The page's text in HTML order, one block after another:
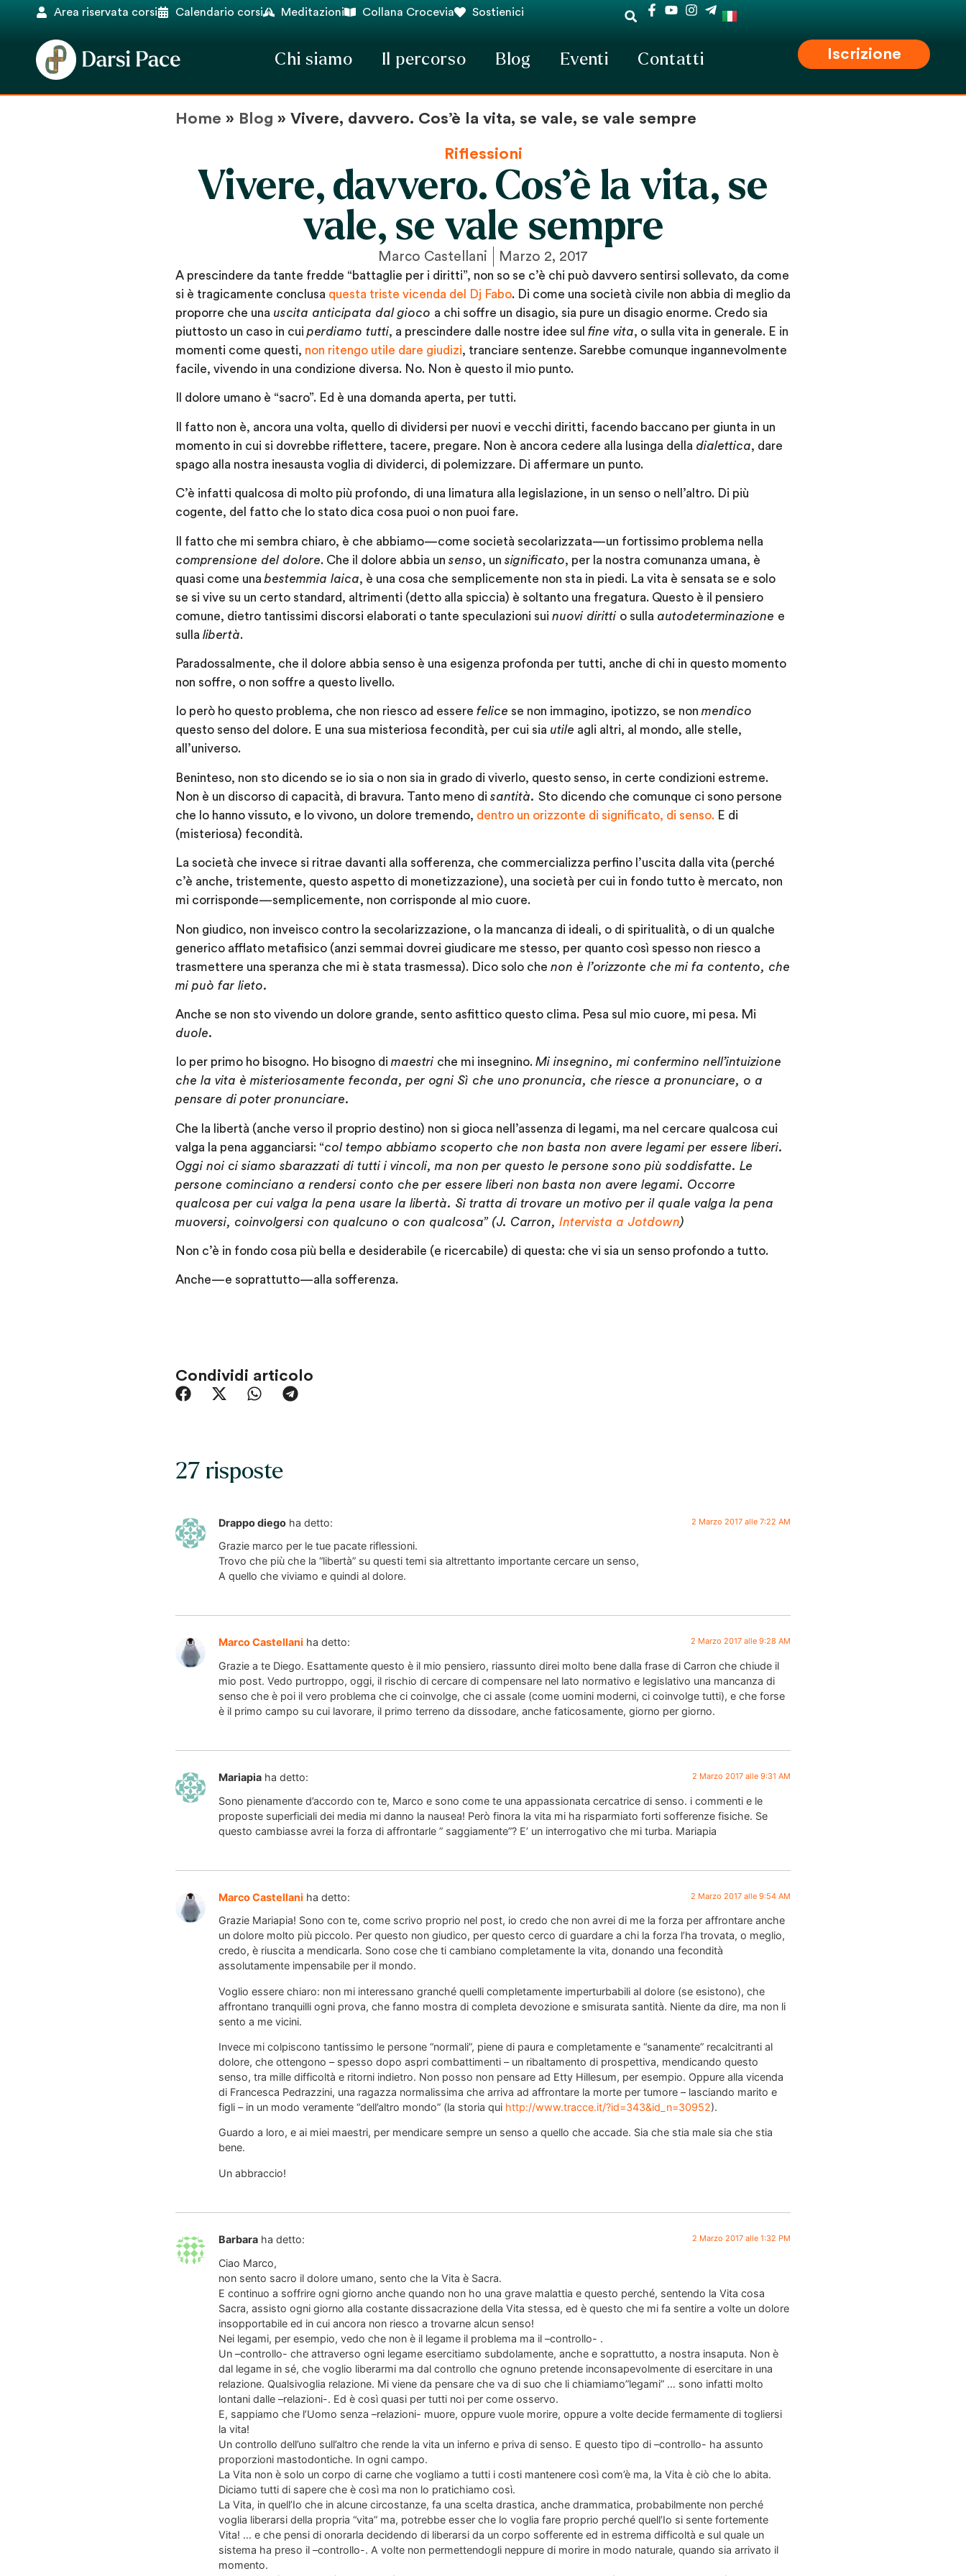
Area riservata corsi Calendario corsi Meditazioni Collana Crocevia Sostienici
Chi siamo Il percorso Blog Eventi Contatti Iscrizione
Home » Blog » Vivere, davvero. Cos’è la vita, se vale, se vale sempre
Riflessioni
Vivere, davvero. Cos’è la vita, se
vale, se vale sempre
Marco Castellani Marzo 2, 2017
A prescindere da tante fredde “battaglie per i diritti”, non so se c’è chi può davvero sentirsi sollevato, da come
si è tragicamente conclusa questa triste vicenda del Dj Fabo. Di come una società civile non abbia di meglio da
proporre che una uscita anticipata dal gioco a chi soffre un disagio, sia pure un disagio enorme. Credo sia
piuttosto un caso in cui perdiamo tutti, a prescindere dalle nostre idee sul fine vita, o sulla vita in generale. E in
momenti come questi, non ritengo utile dare giudizi, tranciare sentenze. Sarebbe comunque ingannevolmente
facile, vivendo in una condizione diversa. No. Non è questo il mio punto.
Il dolore umano è “sacro”. Ed è una domanda aperta, per tutti.
Il fatto non è, ancora una volta, quello di dividersi per nuovi e vecchi diritti, facendo baccano per giunta in un
momento in cui si dovrebbe riflettere, tacere, pregare. Non è ancora cedere alla lusinga della dialettica, dare
spago alla nostra inesausta voglia di dividerci, di polemizzare. Di affermare un punto.
C’è infatti qualcosa di molto più profondo, di una limatura alla legislazione, in un senso o nell’altro. Di più
cogente, del fatto che lo stato dica cosa puoi o non puoi fare.
Il fatto che mi sembra chiaro, è che abbiamo — come società secolarizzata — un fortissimo problema nella
comprensione del dolore. Che il dolore abbia un senso, un significato, per la nostra comunanza umana, è
quasi come unabestemmia laica, è una cosa che semplicemente non sta in piedi. La vita è sensata se e solo
se si vive su un certo standard, altrimenti (detto alla spiccia) è soltanto una fregatura. Questo è il pensiero
comune, dietro tantissimi discorsi elaborati o tante speculazioni sui nuovi diritti o sulla autodeterminazione e
sulla libertà.
Paradossalmente, che il dolore abbia senso è una esigenza profonda per tutti, anche di chi in questo momento
non soffre, o non soffre a questo livello.
Io però ho questo problema, che non riesco ad essere felice se non immagino, ipotizzo, se non mendico
questo senso del dolore. E una sua misteriosa fecondità, per cui sia utile agli altri, al mondo, alle stelle,
all’universo.
Beninteso, non sto dicendo se io sia o non sia in grado di viverlo, questo senso, in certe condizioni estreme.
Non è un discorso di capacità, di bravura. Tanto meno di santità. Sto dicendo che comunque ci sono persone
che lo hanno vissuto, e lo vivono, un dolore tremendo, dentro un orizzonte di significato, di senso. E di
(misteriosa) fecondità.
La società che invece si ritrae davanti alla sofferenza, che commercializza perfino l’uscita dalla vita (perché
c’è anche, tristemente, questo aspetto di monetizzazione), una società per cui in fondo tutto è mercato, non
mi corrisponde — semplicemente, non corrisponde al mio cuore.
Non giudico, non inveisco contro la secolarizzazione, o la mancanza di ideali, o di spiritualità, o di un qualche
generico afflato metafisico (anzi semmai dovrei giudicare me stesso, per quanto così spesso non riesco a
trasmettere una speranza che mi è stata trasmessa). Dico solo che non è l’orizzonte che mi fa contento, che
mi può far lieto.
Anche se non sto vivendo un dolore grande, sento asfittico questo clima. Pesa sul mio cuore, mi pesa. Mi
duole.
Io per primo ho bisogno. Ho bisogno di maestri che mi insegnino. Mi insegnino, mi confermino nell’intuizione
che la vita è misteriosamente feconda, per ogni Sì che uno pronuncia, che riesce a pronunciare, o a
pensare di poter pronunciare.
Che la libertà (anche verso il proprio destino) non si gioca nell’assenza di legami, ma nel cercare qualcosa cui
valga la pena agganciarsi: “col tempo abbiamo scoperto che non basta non avere legami per essere liberi.
Oggi noi ci siamo sbarazzati di tutti i vincoli, ma non per questo le persone sono più soddisfatte. Le
persone cominciano a rendersi conto che per essere liberi non basta non avere legami. Occorre
qualcosa per cui valga la pena usare la libertà. Si tratta di trovare un motivo per il quale valga la pena
muoversi, coinvolgersi con qualcuno o con qualcosa” (J. Carron, Intervista a Jotdown)
Non c’è in fondo cosa più bella e desiderabile (e ricercabile) di questa: che vi sia un senso profondo a tutto.
Anche — e soprattutto — alla sofferenza.
Condividi articolo
27 risposte
Drappo diego ha detto: 2 Marzo 2017 alle 7:22 AM
Grazie marco per le tue pacate riflessioni.
Trovo che più che la “libertà” su questi temi sia altrettanto importante cercare un senso,
A quello che viviamo e quindi al dolore.
Marco Castellani ha detto: 2 Marzo 2017 alle 9:28 AM
Grazie a te Diego. Esattamente questo è il mio pensiero, riassunto direi molto bene dalla frase di Carron che chiude il
mio post. Vedo purtroppo, oggi, il rischio di cercare di compensare nel lato normativo e legislativo una mancanza di
senso che è poi il vero problema che ci coinvolge, che ci assale (come uomini moderni, ci coinvolge tutti), e che forse
è il primo campo su cui lavorare, il primo terreno da dissodare, anche faticosamente, giorno per giorno.
Mariapia ha detto: 2 Marzo 2017 alle 9:31 AM
Sono pienamente d’accordo con te, Marco e sono come te una appassionata cercatrice di senso. i commenti e le
proposte superficiali dei media mi danno la nausea! Però finora la vita mi ha risparmiato forti sofferenze fisiche. Se
questo cambiasse avrei la forza di affrontarle ” saggiamente”? E’ un interrogativo che mi turba. Mariapia
Marco Castellani ha detto: 2 Marzo 2017 alle 9:54 AM
Grazie Mariapia! Sono con te, come scrivo proprio nel post, io credo che non avrei di me la forza per affrontare anche
un dolore molto più piccolo. Per questo non giudico, per questo cerco di guardare a chi la forza l’ha trovata, o meglio,
credo, è riuscita a mendicarla. Sono cose che ti cambiano completamente la vita, donando una fecondità
assolutamente impensabile per il mondo.
Voglio essere chiaro: non mi interessano granché quelli completamente imperturbabili al dolore (se esistono), che
affrontano tranquilli ogni prova, che fanno mostra di completa devozione e smisurata santità. Niente da dire, ma non li
sento a me vicini.
Invece mi colpiscono tantissimo le persone “normali”, piene di paura e completamente e “sanamente” recalcitranti al
dolore, che ottengono – spesso dopo aspri combattimenti – un ribaltamento di prospettiva, mendicando questo
senso, tra mille difficoltà e ritorni indietro. Non posso non pensare ad Etty Hillesum, per esempio. Oppure alla vicenda
di Francesca Pedrazzini, una ragazza normalissima che arriva ad affrontare la morte per tumore – lasciando marito e
figli – in un modo veramente “dell’altro mondo” (la storia qui http://www.tracce.it/?id=343&id_n=30952).
Guardo a loro, e ai miei maestri, per mendicare sempre un senso a quello che accade. Sia che stia male sia che stia
bene.
Un abbraccio!
Barbara ha detto: 2 Marzo 2017 alle 1:32 PM
Ciao Marco,
non sento sacro il dolore umano, sento che la Vita è Sacra.
E continuo a soffrire ogni giorno anche quando non ho una grave malattia e questo perché, sentendo la Vita cosa
Sacra, assisto ogni giorno alla costante dissacrazione della Vita stessa, ed è questo che mi fa sentire a volte un dolore
insopportabile ed in cui ancora non riesco a trovarne alcun senso!
Nei legami, per esempio, vedo che non è il legame il problema ma il –controllo- .
Un –controllo- che attraverso ogni legame esercitiamo subdolamente, anche e soprattutto, a nostra insaputa. Non è
dal legame in sé, che voglio liberarmi ma dal controllo che ognuno pretende inconsapevolmente di esercitare in una
relazione. Qualsivoglia relazione. Mi viene da pensare che va di suo che li chiamiamo”legami” … sono infatti molto
lontani dalle –relazioni-. Ed è così quasi per tutti noi per come osservo.
E, sappiamo che l’Uomo senza –relazioni- muore, oppure vuole morire, oppure a volte decide fermamente di togliersi
la vita!
Un controllo dell’uno sull’altro che rende la vita un inferno e priva di senso. E questo tipo di –controllo- ha assunto
proporzioni mastodontiche. In ogni campo.
La Vita non è solo un corpo di carne che vogliamo a tutti i costi mantenere così com’è ma, la Vita è ciò che lo abita.
Diciamo tutti di sapere che è così ma non lo pratichiamo così.
La Vita, in quell’Io che in alcune circostanze, fa una scelta drastica, anche drammatica, probabilmente non perché
voglia liberarsi della propria “vita” ma, potrebbe esser che lo voglia fare proprio perché quell’Io si sente fortemente
Vita! … e che pensi di onorarla decidendo di liberarsi da un corpo sofferente ed in estrema difficoltà e sul quale un
sistema ha preso il –controllo-. A volte non permettendogli neppure di morire in modo naturale, quando sia arrivato il
momento.